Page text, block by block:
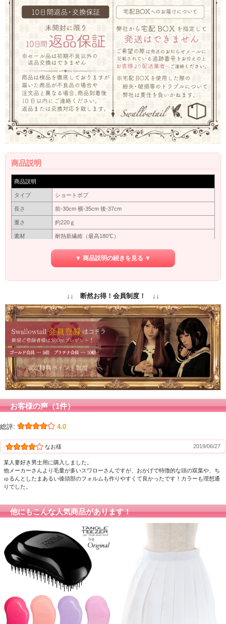
商品説明
商品説明
タイプ ショートボブ
長さ 前-30cm 横-35cm 後-37cm
重さ 約220ｇ
素材 耐熱新繊維（最高180℃）
※型
カバーネットに入れて出来るだけ太陽にあたらない暗いところ
てください。
初期保障／10日間の返品保障
付属品
専用ネット付
（ウィッグ着用時に地毛をまとめるネットです）
カラー
商品写真はできる限り実物の色に近づけるよう加工しておりま
すが、お客様がご使用するモニター設定や部屋の照明により実
際の商品とは色味が異なる場合があります。
色味が異なる等のクレーム、返品交換等はお受けできません。
予めご了承お願いします。
▼ 商品説明の続きを見る ▼
↓↓ 断然お得！会員制度！ ↓↓
お客様の声（1件）
総評: 4.0
なお様 2019/06/27
某人妻好き男士用に購入しました。
他メーカーさんより毛量が多いスワローさんですが、おかげで特徴的な頭の双葉や、ち
ゅるんとしたまあるい後頭部のフォルムも作りやすくて良かったです！カラーも理想通
りでした。
他にもこんな人気商品があります！